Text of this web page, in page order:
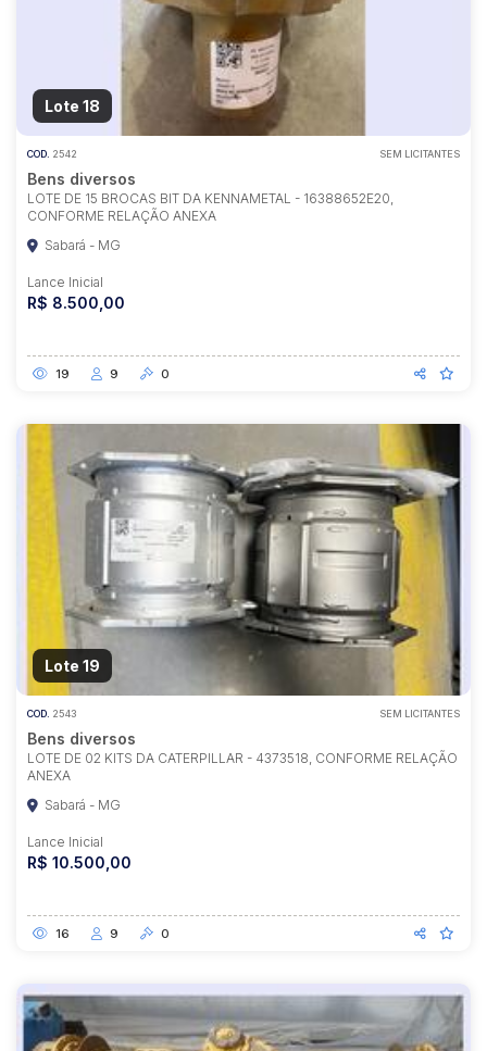
Lote 18
COD. 2542 SEM LICITANTES
Bens diversos
LOTE DE 15 BROCAS BIT DA KENNAMETAL - 16388652E20,
CONFORME RELAÇÃO ANEXA
Sabará - MG
Lance Inicial
R$ 8.500,00
19 9 0
Lote 19
COD. 2543 SEM LICITANTES
Bens diversos
LOTE DE 02 KITS DA CATERPILLAR - 4373518, CONFORME RELAÇÃO
ANEXA
Sabará - MG
Lance Inicial
R$ 10.500,00
16 9 0